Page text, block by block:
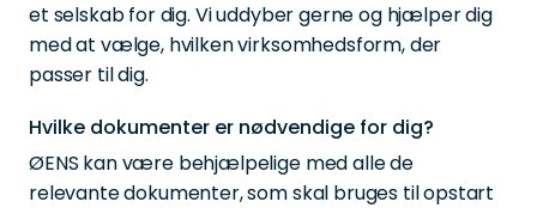
et selskab for dig. Vi uddyber gerne og hjælper dig
med at vælge, hvilken virksomhedsform, der
passer til dig.
Hvilke dokumenter er nødvendige for dig?
ØENS kan være behjælpelige med alle de
relevante dokumenter, som skal bruges til opstart